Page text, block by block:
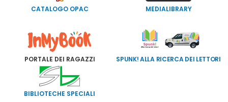
CATALOGO OPAC MEDIALIBRARY
PORTALE DEI RAGAZZI SPUNK! ALLA RICERCA DEI LETTORI
BIBLIOTECHE SPECIALI